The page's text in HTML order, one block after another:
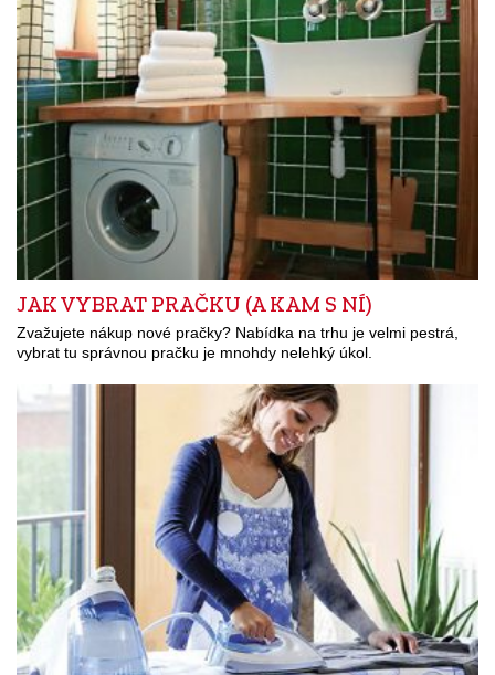
JAK VYBRAT PRAČKU (A KAM S NÍ)
Zvažujete nákup nové pračky? Nabídka na trhu je velmi pestrá,
vybrat tu správnou pračku je mnohdy nelehký úkol.